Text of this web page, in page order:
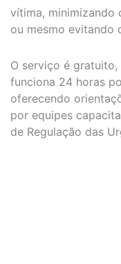
vítima, minimizando
ou mesmo evitando
O serviço é gratuito,
funciona 24 horas
oferecendo
por equipes
de Regulação das